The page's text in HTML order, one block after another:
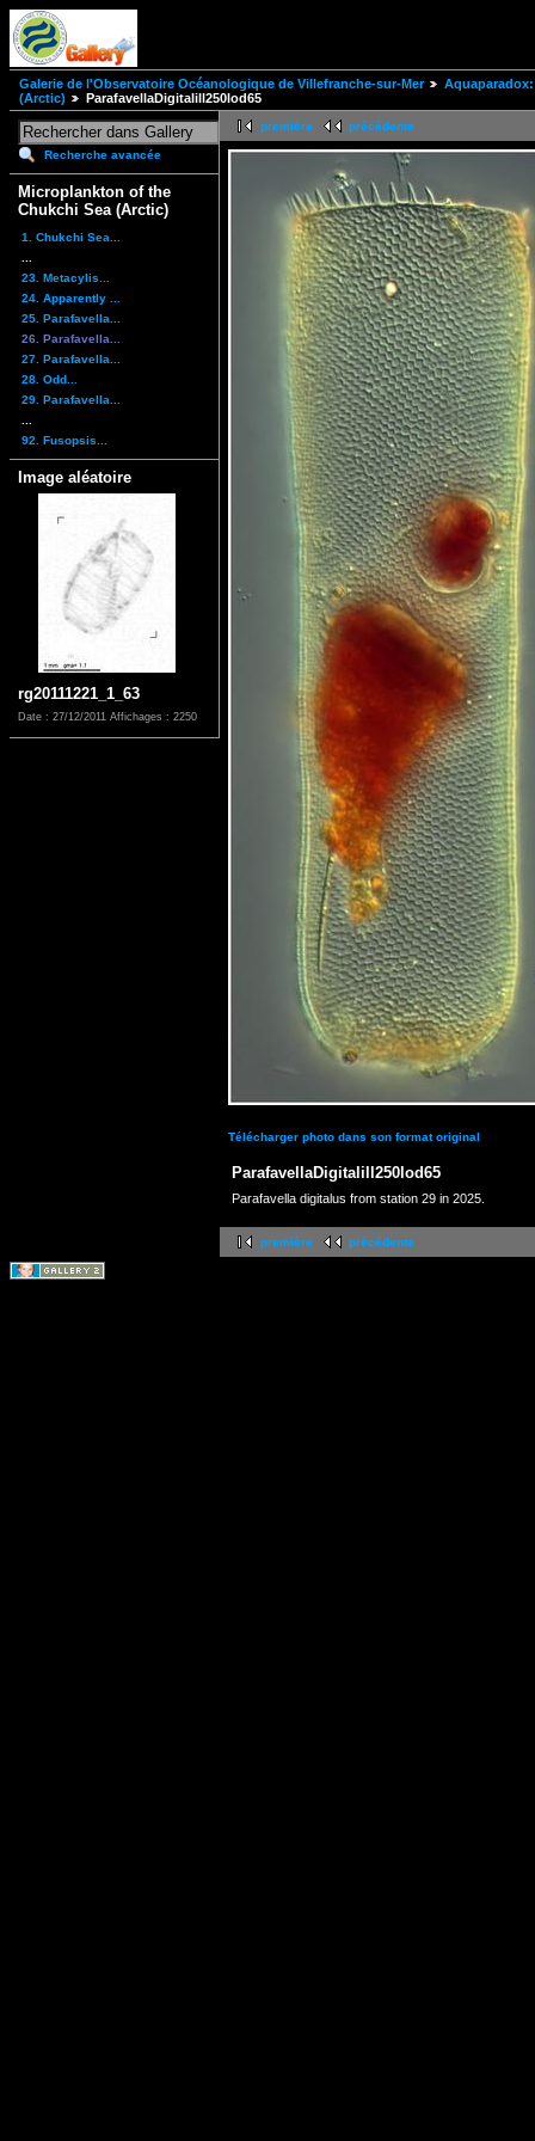
Galerie de l'Observatoire Océanologique de Villefranche-sur-Mer
(Arctic)
ParafavellaDigitalill250lod65
Recherche avancée
Microplankton of the
Chukchi Sea (Arctic)
1. Chukchi Sea...
23. Metacylis...
24. Apparently ...
25. Parafavella...
26. Parafavella...
27. Parafavella...
28. Odd...
29. Parafavella...
92. Fusopsis...
Image aléatoire
rg20111221_1_63
Date : 27/12/2011 Affichages : 2250
première précédente
Télécharger photo dans son format original
ParafavellaDigitalill250lod65
Parafavella digitalus from station 29 in 2025.
première précédente